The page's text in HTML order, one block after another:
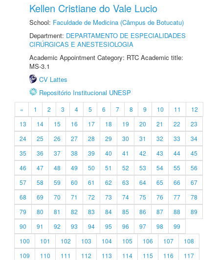
Kellen Cristiane do Vale Lucio
School: Faculdade de Medicina (Câmpus de Botucatu)
Department: DEPARTAMENTO DE ESPECIALIDADES
CIRÚRGICAS E ANESTESIOLOGIA
Academic Appointment Category: RTC Academic title:
MS-3.1
CV Lattes
Repositório Institucional UNESP
« 1 2 3 4 5 6 7 8 9 10 11
12
13
14 15 16 17 18 19 20 21 22
23
24
25 26 27 28 29 30 31 32 33
34
35
36 37 38 39 40 41 42 43 44
45
46
47 48 49 50 51 52 53 54 55
56
57
58 59 60 61 62 63 64 65 66
67
68
69 70 71 72 73 74 75 76 77
78
79
80 81 82 83 84 85 86 87 88
89
90
91 92 93 94 95 96 97 98
99
100
101 102 103 104 105 106 107
108
109
110 111 112 113 114 115 116
117